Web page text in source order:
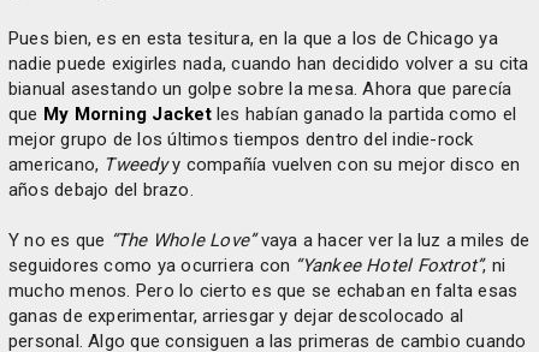
Pues bien, es en esta tesitura, en la que a los de Chicago ya
nadie puede exigirles nada, cuando han decidido volver a su cita
bianual asestando un golpe sobre la mesa. Ahora que parecía
que My Morning Jacketles habían ganado la partida como el
mejor grupo de los últimos tiempos dentro del indie-rock
americano, Tweedyy compañía vuelven con su mejor disco en
años debajo del brazo.
Y no es que “The Whole Love”vaya a hacer ver la luz a miles de
seguidores como ya ocurriera con “Yankee Hotel Foxtrot”, ni
mucho menos. Pero lo cierto es que se echaban en falta esas
ganas de experimentar, arriesgar y dejar descolocado al
personal. Algo que consiguen a las primeras de cambio cuando